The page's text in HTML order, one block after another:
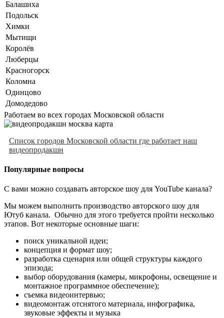
Балашиха
Подольск
Химки
Мытищи
Королёв
Люберцы
Красногорск
Коломна
Одинцово
Домодедово
Работаем во всех городах Московской области
Список городов Московской области где работает наш
видеопродакшн
Популярные вопросы
С вами можно создавать авторское шоу для YouTube канала?
Мы можем выполнить производство авторского шоу для
Ютуб канала. Обычно для этого требуется пройти несколько
этапов. Вот некоторые основные шаги:
поиск уникальной идеи;
концепция и формат шоу;
разработка сценария или общей структуры каждого
эпизода;
выбор оборудования (камеры, микрофоны, освещение и
монтажное программное обеспечение);
съемка видеоинтервью;
видеомонтаж отснятого материала, инфографика,
звуковые эффекты и музыка